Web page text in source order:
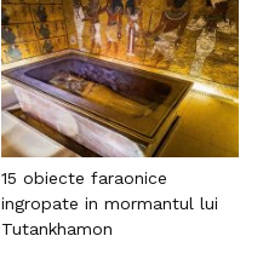
15 obiecte faraonice
ingropate in mormantul lui
Tutankhamon